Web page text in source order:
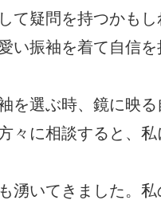
て疑問を持つかも
い振袖を着て自信
を選ぶ時、鏡に映
々に相談すると、
湧いてきました。